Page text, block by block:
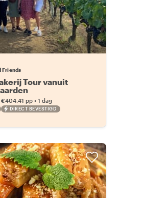
Friends
Tour vanuit
€404.41 pp• 1 dag
DIRECT BEVESTIGD